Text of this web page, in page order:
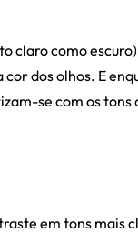
claro como
dos olhos. E
se com os tons
em tons mais